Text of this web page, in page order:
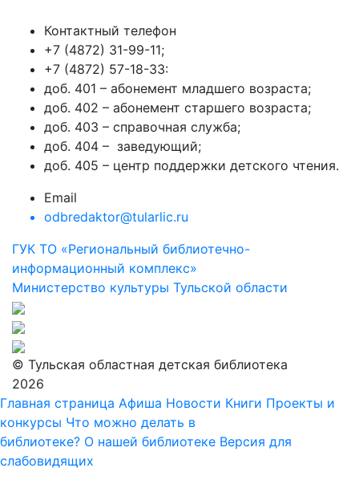
Контактный телефон
+7 (4872) 31-99-11;
+7 (4872) 57-18-33:
доб. 401 – абонемент младшего возраста;
доб. 402 – абонемент старшего возраста;
доб. 403 – справочная служба;
доб. 404 – заведующий;
доб. 405 – центр поддержки детского чтения.
Email
odbredaktor@tularlic.ru
ГУК ТО «Региональный библиотечно-
информационный комплекс»
Министерство культуры Тульской области
© Тульская областная детская библиотека
2026
Главная страница Афиша Новости Книги Проекты и
конкурсы Что можно делать в
библиотеке? О нашей библиотеке Версия для
слабовидящих